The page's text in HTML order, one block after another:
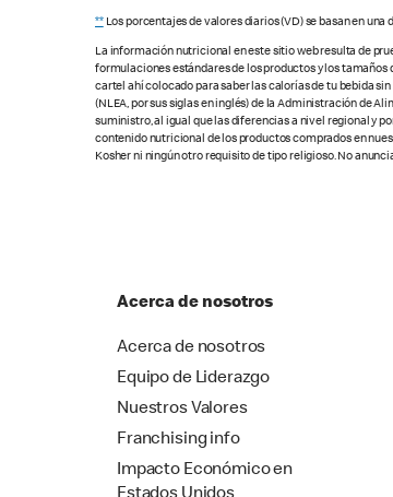
**Los porcentajes de valores diarios (VD) se basan en
La información nutricional en este sitio web resulta de
formulaciones estándares de los productos y los tamaños
cartel ahí colocado para saber las calorías de tu bebida
(NLEA, por sus siglas en inglés) de la Administración de
suministro, al igual que las diferencias a nivel regional y
contenido nutricional de los productos comprados en
Kosher ni ningún otro requisito de tipo religioso. No
Acerca de nosotros
Acerca de nosotros
Equipo de Liderazgo
Nuestros Valores
Franchising info
Impacto Económico en